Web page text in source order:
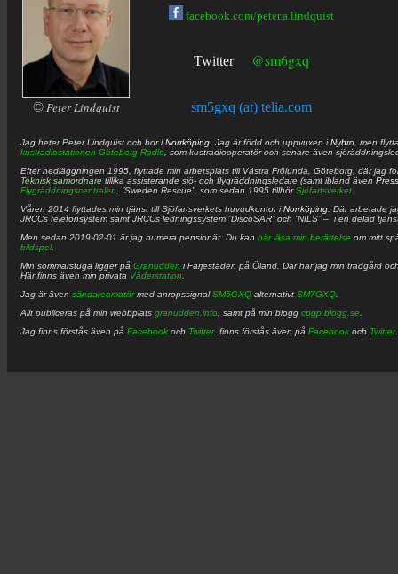
© Peter Lindquist
facebook.com/peter.a.lindquist
Twitter @sm6gxq
sm5gxq (at) telia.com
Jag heterPeter Lindquist och bor iNorrköping . Jag är född och uppvuxen iNybro , men
kustradiostationen Göteborg Radio , som kustradiooperatör och senare även
Efter nedläggningen 1995, flyttade min arbetsplats till Västra Frölunda, Göteborg, där jag
Teknisk samordnare tillika assisterande sjö- och flygräddningsledare (samt ibland även
Flygräddningscentralen , ”Sweden Rescue”, som sedan 1995 tillhörSjöfartsverket
Våren 2014 flyttades min tjänst till Sjöfartsverkets huvudkontor iNorrköping . Där arbetade
JRCCs telefonsystem samt JRCCs ledningssystem ”DiscoSAR” och ”NILS” – i en delad
Men sedan 2019-02-01 är jag numera pensionär. Du kan här läsa min berättelse om mitt
bildspel.
Min sommarstuga ligger på Granudden i Färjestaden på Öland. Där har jag min trädgård
Här finns även min privata Väderstation
Jag är även sändareamatörmed anropssignalSM5GXQ alternativt SM7GXQ
Allt publiceras på min webbplats granudden.info , samt på min blogg cpgp.blogg.se
Jag finns förstås även på Facebook och Twitter. finns förstås även på Facebook och Twitter.